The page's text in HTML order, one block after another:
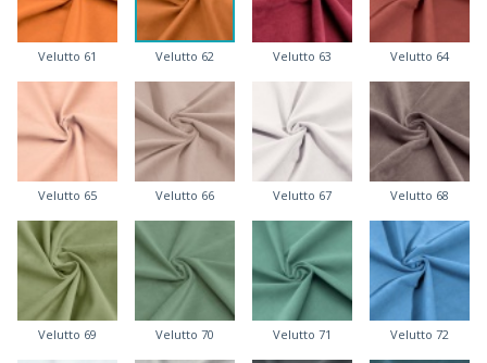
Velutto 61 Velutto 62 Velutto 63 Velutto 64
Velutto 65 Velutto 66 Velutto 67 Velutto 68
Velutto 69 Velutto 70 Velutto 71 Velutto 72